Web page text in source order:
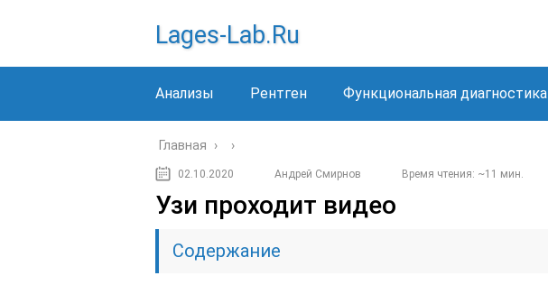
Lages-Lab.ru
Анализы Рентген Функциональная диагностика
Главная › ›
02.10.2020 Андрей Смирнов Время чтения: ~11 мин.
Узи проходит видео
Содержание